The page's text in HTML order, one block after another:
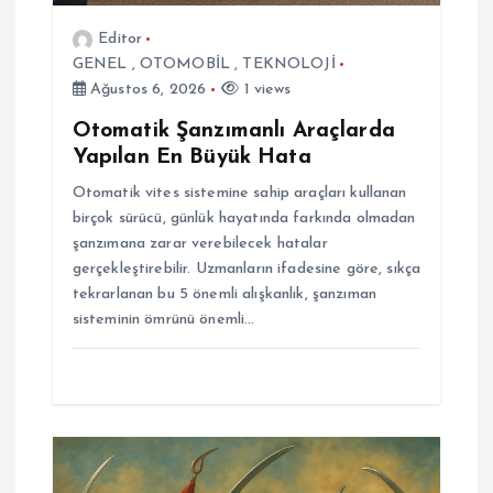
Editor
GENEL , OTOMOBİL , TEKNOLOJİ
Ağustos 6, 2026
1 views
Otomatik Şanzımanlı Araçlarda
Yapılan En Büyük Hata
Otomatik vites sistemine sahip araçları kullanan
birçok sürücü, günlük hayatında farkında olmadan
şanzımana zarar verebilecek hatalar
gerçekleştirebilir. Uzmanların ifadesine göre, sıkça
tekrarlanan bu 5 önemli alışkanlık, şanzıman
sisteminin ömrünü önemli…